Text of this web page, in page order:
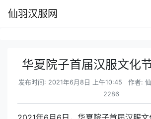
仙羽汉服网
华夏院子首届汉服文化
发布时间: 2021年6月8日 上午10:45 作者:
2286